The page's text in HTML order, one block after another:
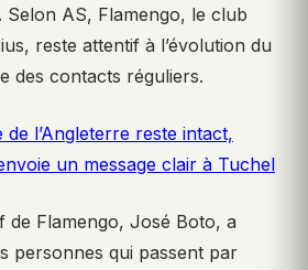
Selon AS, Flamengo, le club
reste attentif à l’évolution du
des contacts réguliers.
de l’Angleterre reste intact,
un message clair à Tuchel
de Flamengo, José Boto, a
personnes qui passent par